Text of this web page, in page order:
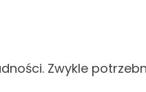
Zwykle